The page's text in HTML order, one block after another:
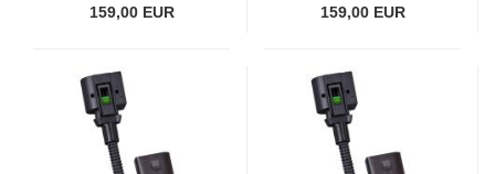
159,00 EUR 159,00 EUR